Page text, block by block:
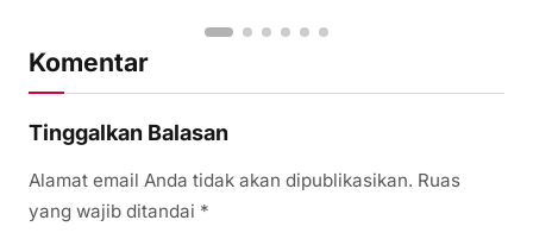
Komentar
Tinggalkan Balasan
Alamat email Anda tidak akan dipublikasikan. Ruas
yang wajib ditandai *